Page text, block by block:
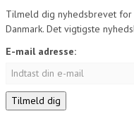
Tilmeld dig nyhedsbrevet
Danmark. Det vigtigste
E-mail adresse: